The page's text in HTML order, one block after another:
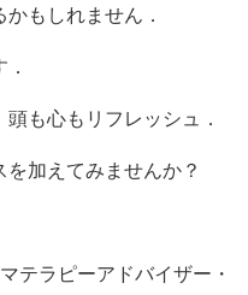
もしれません．
も心もリフレッシュ．
加えてみませんか？
テラピーアドバイザー・